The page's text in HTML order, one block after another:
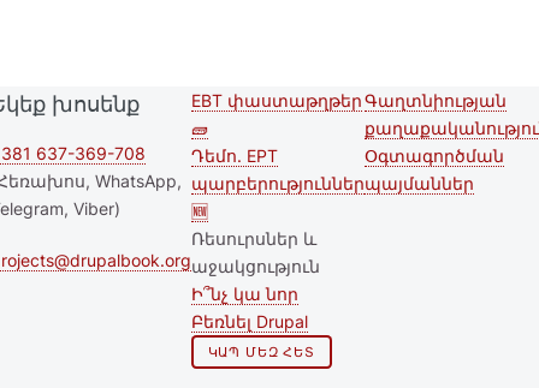
խոսենք
637-369-708
WhatsApp,
Viber)
Second
footer
menu
EBT փաստաթղթեր
🧱
Դեմո. EPT
պարբերություններ
🆕
Ռեսուրսներ և
աջակցություն
Ի՞նչ կա նոր
Բեռնել Drupal
ԿԱՊ ՄԵԶ ՀԵՏ
Footer menu
Գաղտնիության
Օգտագործման
պայմաններ